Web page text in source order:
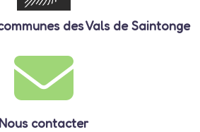
des Vals de Saintonge
Nous contacter